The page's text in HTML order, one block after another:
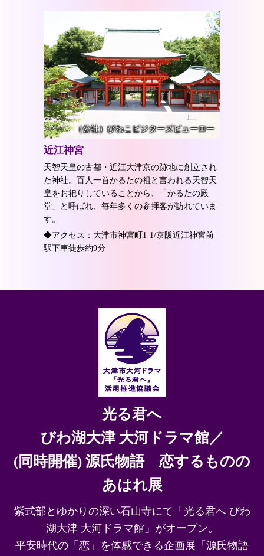
（公社）びわこビジターズビューロー
近江神宮
天智天皇の古都・近江大津京の跡地に創立され
た神社。百人一首かるたの祖と言われる天智天
皇をお祀りしていることから、「かるたの殿
堂」と呼ばれ、毎年多くの参拝客が訪れていま
す。
◆アクセス：大津市神宮町1-1/京阪近江神宮前
駅下車徒歩約9分
光る君へ
びわ湖大津 大河ドラマ館／
(同時開催) 源氏物語 恋するものの
あはれ展
紫式部とゆかりの深い石山寺にて「光る君へ びわ
湖大津 大河ドラマ館」がオープン。
平安時代の「恋」を体感できる企画展「源氏物語